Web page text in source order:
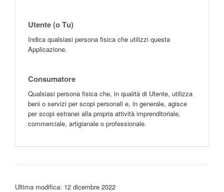
Utente (o Tu)
Indica qualsiasi persona fisica che utilizzi questa
Applicazione.
Consumatore
Qualsiasi persona fisica che, in qualità di Utente, utilizza
beni o servizi per scopi personali e, in generale, agisce
per scopi estranei alla propria attività imprenditoriale,
commerciale, artigianale o professionale.
Ultima modifica: 12 dicembre 2022